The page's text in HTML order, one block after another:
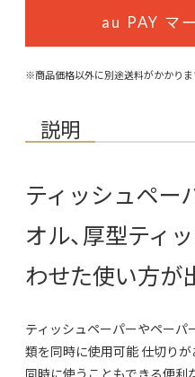
au PAY マ
※商品価格以外に別途送料がかかりま
説明
ティッシュペー
オル、厚型ティ
わせた使い方が
ティッシュペーパーやペーパ
類を同時に使用可能 仕切り